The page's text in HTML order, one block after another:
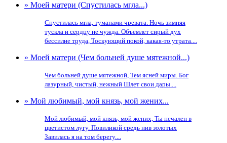
» Моей матери (Спустилась мгла...)
Спустилась мгла, туманами чревата. Ночь зимняя
тускла и сердцу не чужда. Объемлет сирый дух
бессилие труда, Тоскующий покой, какая-то утрата....
» Моей матери (Чем больней душе мятежной...)
Чем больней душе мятежной, Тем ясней миры. Бог
лазурный, чистый, нежный Шлет свои дары....
» Мой любимый, мой князь, мой жених...
Мой любимый, мой князь, мой жених, Ты печален в
цветистом лугу. Повиликой средь нив золотых
Завилась я на том берегу....